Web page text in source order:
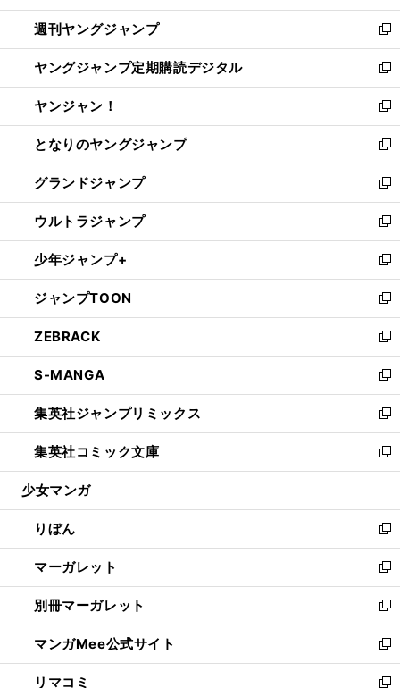
開
く
ウ
で
開
く
ン
ド
ウ
で
開
く
ウ
ィ
ン
ド
ウ
で
開
く
週刊ヤングジャンプ
新
し
い
ウ
ィ
ン
ド
ウ
で
開
く
ヤングジャンプ定期購読デジタル
新
し
い
ウ
ィ
ン
ド
ウ
で
開
く
ヤンジャン！
新
し
い
ウ
ィ
ン
ド
ウ
で
開
く
となりのヤングジャンプ
新
し
い
ウ
ィ
ン
ド
ウ
で
開
く
グランドジャンプ
新
し
い
ウ
ィ
ン
ド
ウ
で
開
く
ウルトラジャンプ
新
し
い
ウ
ィ
ン
ド
ウ
で
開
く
少年ジャンプ+
新
し
い
ウ
ィ
ン
ド
ウ
で
開
く
ジャンプTOON
新
し
い
ウ
ィ
ン
ド
ウ
で
開
ZEBRACK
新
し
い
ウ
ィ
ン
ド
ウ
開
く
S-MANGA
新
し
い
ウ
ィ
ン
ウ
で
開
く
集英社ジャンプリミックス
新
し
い
ウ
ン
ド
ウ
で
開
く
集英社コミック文庫
新
し
ウ
ィ
ン
ド
ウ
で
開
く
少女マンガ
りぼん
新
し
い
ウ
ィ
ン
ド
ウ
で
マーガレット
新
し
い
ウ
ィ
ン
ド
別冊マーガレット
新
し
い
ウ
ィ
マンガMee公式サイト
新
し
リマコミ